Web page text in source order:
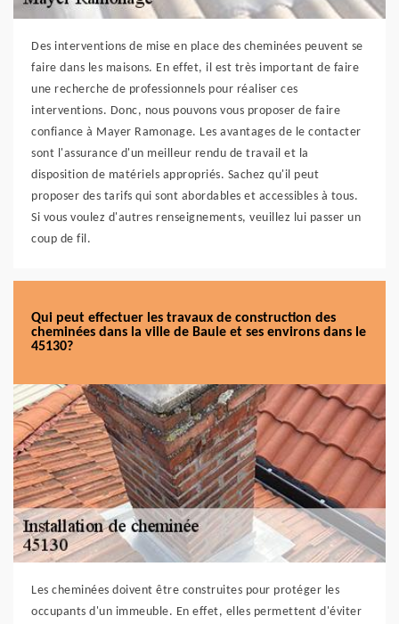
Des interventions de mise en place des cheminées peuvent se
faire dans les maisons. En effet, il est très important de faire
une recherche de professionnels pour réaliser ces
interventions. Donc, nous pouvons vous proposer de faire
confiance à Mayer Ramonage. Les avantages de le contacter
sont l'assurance d'un meilleur rendu de travail et la
disposition de matériels appropriés. Sachez qu'il peut
proposer des tarifs qui sont abordables et accessibles à tous.
Si vous voulez d'autres renseignements, veuillez lui passer un
coup de fil.
Qui peut effectuer les travaux de construction des
cheminées dans la ville de Baule et ses environs dans le
45130?
Les cheminées doivent être construites pour protéger les
occupants d'un immeuble. En effet, elles permettent d'éviter